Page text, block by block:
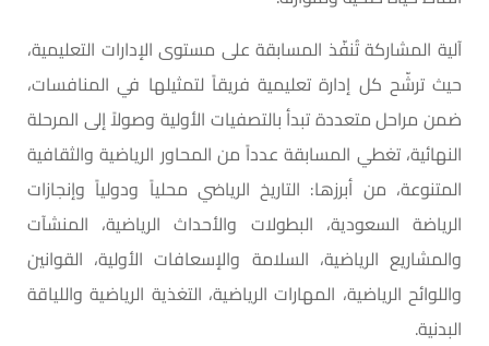
آلية المشاركة تُنفّذ المسابقة على مستوى الإدارات التعليمية،
حيث ترشّح كل إدارة تعليمية فريقاً لتمثيلها في المنافسات،
ضمن مراحل متعددة تبدأ بالتصفيات الأولية وصولاً إلى المرحلة
النهائية، تغطي المسابقة عدداً من المحاور الرياضية والثقافية
المتنوعة، من أبرزها: التاريخ الرياضي محلياً ودولياً وإنجازات
الرياضة السعودية، البطولات والأحداث الرياضية، المنشآت
والمشاريع الرياضية، السلامة والإسعافات الأولية، القوانين
واللوائح الرياضية، المهارات الرياضية، التغذية الرياضية واللياقة
البدنية.